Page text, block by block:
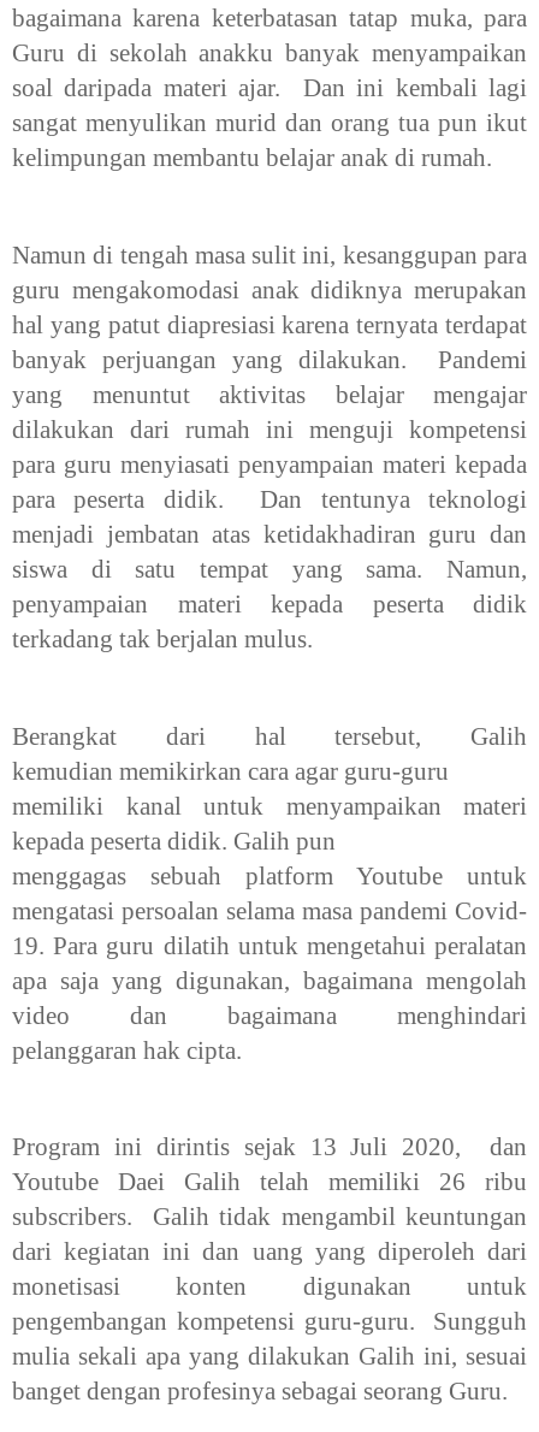
bagaimana karena keterbatasan tatap muka, para
Guru di sekolah anakku banyak menyampaikan
soal daripada materi ajar. Dan ini kembali lagi
sangat menyulikan murid dan orang tua pun ikut
kelimpungan membantu belajar anak di rumah.
Namun di tengah masa sulit ini, kesanggupan para
guru mengakomodasi anak didiknya merupakan
hal yang patut diapresiasi karena ternyata terdapat
banyak perjuangan yang dilakukan. Pandemi
yang menuntut aktivitas belajar mengajar
dilakukan dari rumah ini menguji kompetensi
para guru menyiasati penyampaian materi kepada
para peserta didik. Dan tentunya teknologi
menjadi jembatan atas ketidakhadiran guru dan
siswa di satu tempat yang sama. Namun,
penyampaian materi kepada peserta didik
terkadang tak berjalan mulus.
Berangkat dari hal tersebut, Galih
kemudian memikirkan cara agar guru-guru
memiliki kanal untuk menyampaikan materi
kepada peserta didik. Galih pun
menggagas sebuah platform Youtube untuk
mengatasi persoalan selama masa pandemi Covid-
19. Para guru dilatih untuk mengetahui peralatan
apa saja yang digunakan, bagaimana mengolah
video dan bagaimana menghindari
pelanggaran hak cipta.
Program ini dirintis sejak 13 Juli 2020, dan
Youtube Daei Galih telah memiliki 26 ribu
subscribers. Galih tidak mengambil keuntungan
dari kegiatan ini dan uang yang diperoleh dari
monetisasi konten digunakan untuk
pengembangan kompetensi guru-guru. Sungguh
mulia sekali apa yang dilakukan Galih ini, sesuai
banget dengan profesinya sebagai seorang Guru.